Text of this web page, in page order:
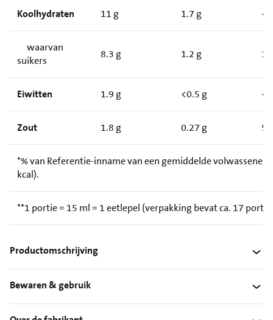
Koolhydraten 11 g 1.7 g
waarvan
suikers
8.3 g 1.2 g
Eiwitten 1.9 g <0.5 g
Zout 1.8 g 0.27 g
*% van Referentie-inname van een gemiddelde volwassene
kcal).
**1 portie = 15 ml = 1 eetlepel (verpakking bevat ca. 17
Productomschrijving
Bewaren & gebruik